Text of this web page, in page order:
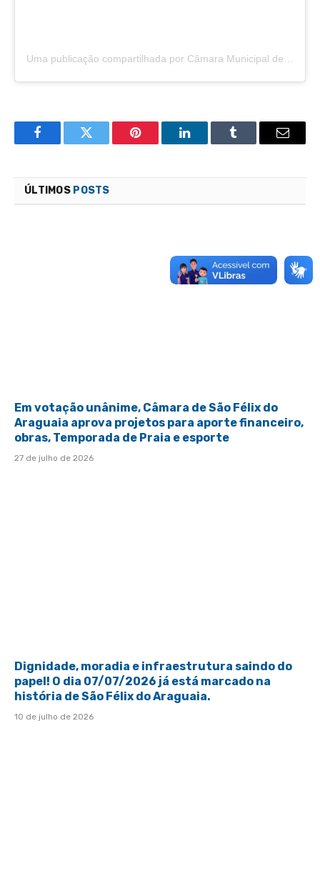
FacebookTwitter Pinterest LinkedInTumblr Email
ÚLTIMOS POSTS
Em votação unânime, Câmara de São Félix do
Araguaia aprova projetos para aporte financeiro,
obras, Temporada de Praia e esporte
27 de julho de 2026
Dignidade, moradia e infraestrutura saindo do
papel! O dia 07/07/2026 já está marcado na
história de São Félix do Araguaia.
10 de julho de 2026